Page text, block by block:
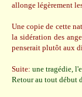
allonge légèrement
Une copie de cette
la sidération des
penserait plutôt aux
Suite: une tragédie,
Retour au tout début